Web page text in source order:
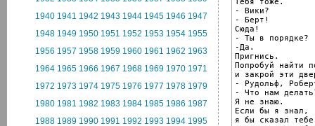
1940 1941 1942 1943 1944 1945 1946 1947
1948 1949 1950 1951 1952 1953 1954 1955
1956 1957 1958 1959 1960 1961 1962 1963
1964 1965 1966 1967 1968 1969 1970 1971
1972 1973 1974 1975 1976 1977 1978 1979
1980 1981 1982 1983 1984 1985 1986 1987
1988 1989 1990 1991 1992 1993 1994 1995
- Вики?
- Берт!
Сюда!
- Ты в порядке?
-Да.
Пригнись.
Попробуй найти
и закрой эти
- Рудольф,
- Что нам
Я не знаю.
Если бы я знал,
я бы сказал